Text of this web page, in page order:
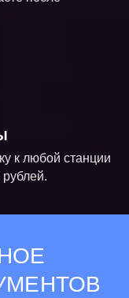
к любой станции